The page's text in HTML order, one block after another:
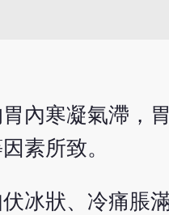
內寒凝氣滯，
素所致。
冰狀、冷痛脹